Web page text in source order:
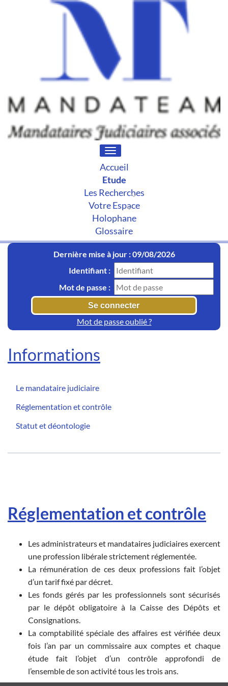
Toggle
navigation
Accueil
Etude
Les Recherches
Votre Espace
Holophane
Glossaire
Dernière mise à jour : 09/08/2026
Identifiant :
Mot de passe :
Mot de passe oublié ?
Informations
Le mandataire judiciaire
Réglementation et contrôle
Statut et déontologie
Réglementation et contrôle
Les administrateurs et mandataires judiciaires exercent
une profession libérale strictement réglementée.
La rémunération de ces deux professions fait l’objet
d’un tarif fixé par décret.
Les fonds gérés par les professionnels sont sécurisés
par le dépôt obligatoire à la Caisse des Dépôts et
Consignations.
La comptabilité spéciale des affaires est vérifiée deux
fois l’an par un commissaire aux comptes et chaque
étude fait l’objet d’un contrôle approfondi de
l’ensemble de son activité tous les trois ans.